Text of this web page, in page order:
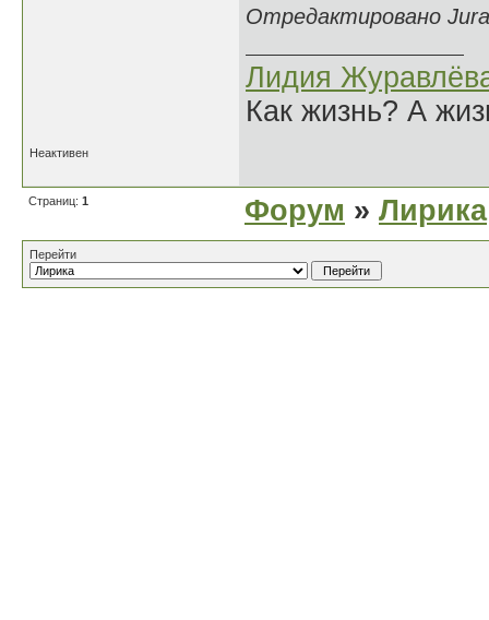
Отредактировано
Лидия
Как жизнь? А
Неактивен
Страниц: 1 Форум » Лирика
Перейти